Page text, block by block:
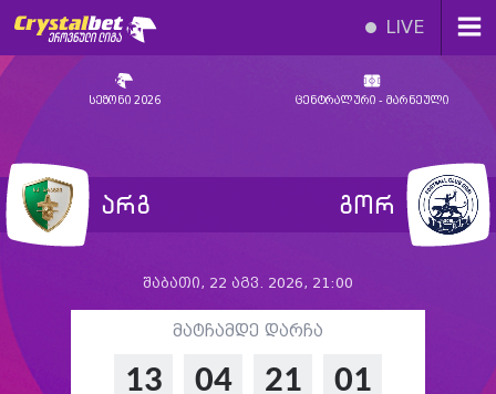
LIVE
სეზონი 2026 ცენტრალური - მარნეული
არგ გორ
შაბათი, 22 აგვ. 2026, 21:00
მატჩამდე დარჩა
13 04 21 00